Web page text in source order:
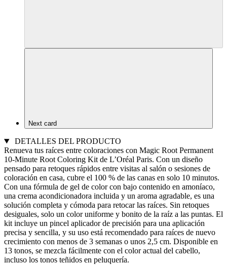
Next card
DETALLES DEL PRODUCTO
Renueva tus raíces entre coloraciones con Magic Root Permanent
10-Minute Root Coloring Kit de L’Oréal Paris. Con un diseño
pensado para retoques rápidos entre visitas al salón o sesiones de
coloración en casa, cubre el 100 % de las canas en solo 10 minutos.
Con una fórmula de gel de color con bajo contenido en amoníaco,
una crema acondicionadora incluida y un aroma agradable, es una
solución completa y cómoda para retocar las raíces. Sin retoques
desiguales, solo un color uniforme y bonito de la raíz a las puntas. El
kit incluye un pincel aplicador de precisión para una aplicación
precisa y sencilla, y su uso está recomendado para raíces de nuevo
crecimiento con menos de 3 semanas o unos 2,5 cm. Disponible en
13 tonos, se mezcla fácilmente con el color actual del cabello,
incluso los tonos teñidos en peluquería.